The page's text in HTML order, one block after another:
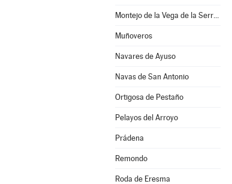
Montejo de la Vega de la Serrezuela
Muñoveros
Navares de Ayuso
Navas de San Antonio
Ortigosa de Pestaño
Pelayos del Arroyo
Prádena
Remondo
Roda de Eresma